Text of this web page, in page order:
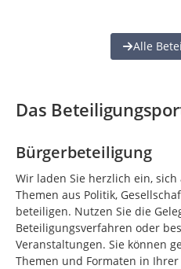
Alle
Das
Bürgerbeteiligung
Wir laden Sie herzlich ein,
Themen aus Politik,
beteiligen. Nutzen Sie die
Beteiligungsverfahren oder
Veranstaltungen. Sie können
Themen und Formaten in Ihrer